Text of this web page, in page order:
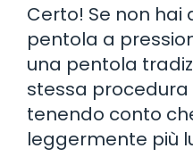
Certo! Se non hai
pentola a
una pentola
stessa
tenendo conto
leggermente più